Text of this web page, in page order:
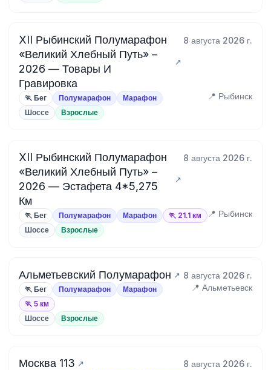
XII Рыбинский Полумарафон
«Великий Хлебный Путь» –
2026 — Товары И
Гравировка
8 августа 2026 г.
🏃 Бег Полумарафон Марафон 📍 Рыбинск
Шоссе Взрослые
XII Рыбинский Полумарафон
«Великий Хлебный Путь» –
2026 — Эстафета 4*5,275
Км
8 августа 2026 г.
🏃 Бег Полумарафон Марафон 🏃 21.1 км 📍 Рыбинск
Шоссе Взрослые
Альметьевский Полумарафон 8 августа 2026 г.
🏃 Бег Полумарафон
Марафон
🏃 5 км
📍 Альметьевск
Шоссе Взрослые
Москва 113 8 августа 2026 г.